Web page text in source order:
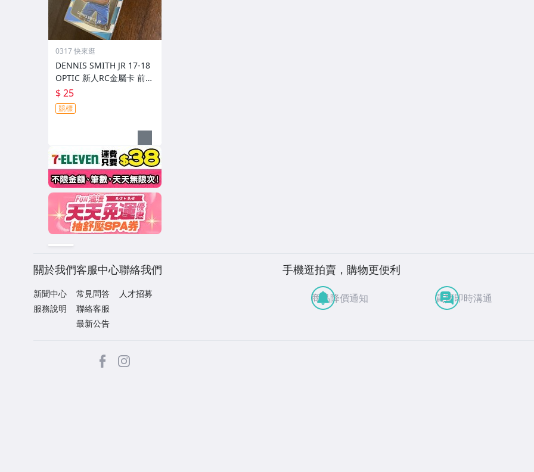
0317 快來逛
DENNIS SMITH JR 17-18
OPTIC 新人RC金屬卡 前後
圖
$ 25
競標
關於我們
新聞中心
服務說明
客服中心
常見問答
聯絡客服
最新公告
聯絡我們
人才招募
手機逛拍賣，購物更便利
商品降價通知 買賣即時溝通
facebook